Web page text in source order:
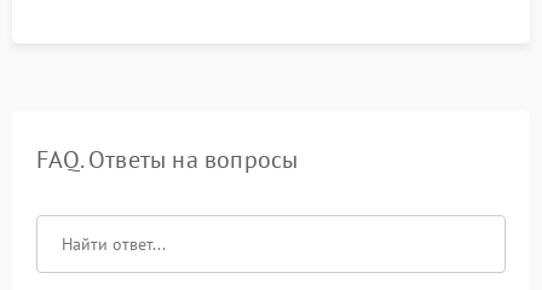
FAQ. Ответы на вопросы